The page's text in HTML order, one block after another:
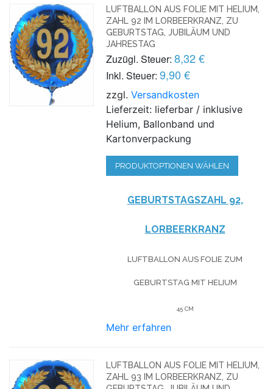
LUFTBALLON AUS FOLIE MIT HELIUM,
ZAHL 92 IM LORBEERKRANZ, ZU
GEBURTSTAG, JUBILÄUM UND
JAHRESTAG
Zuzügl. Steuer: 8,32 €
Inkl. Steuer: 9,90 €
zzgl.Versandkosten
Lieferzeit: lieferbar / inklusive
Helium, Ballonband und
Kartonverpackung
PRODUKTOPTIONEN WÄHLEN
GEBURTSTAGSZAHL 92,
LORBEERKRANZ
LUFTBALLON AUS FOLIE ZUM
GEBURTSTAG MIT HELIUM
45 CM
Mehr erfahren
LUFTBALLON AUS FOLIE MIT HELIUM,
ZAHL 93 IM LORBEERKRANZ, ZU